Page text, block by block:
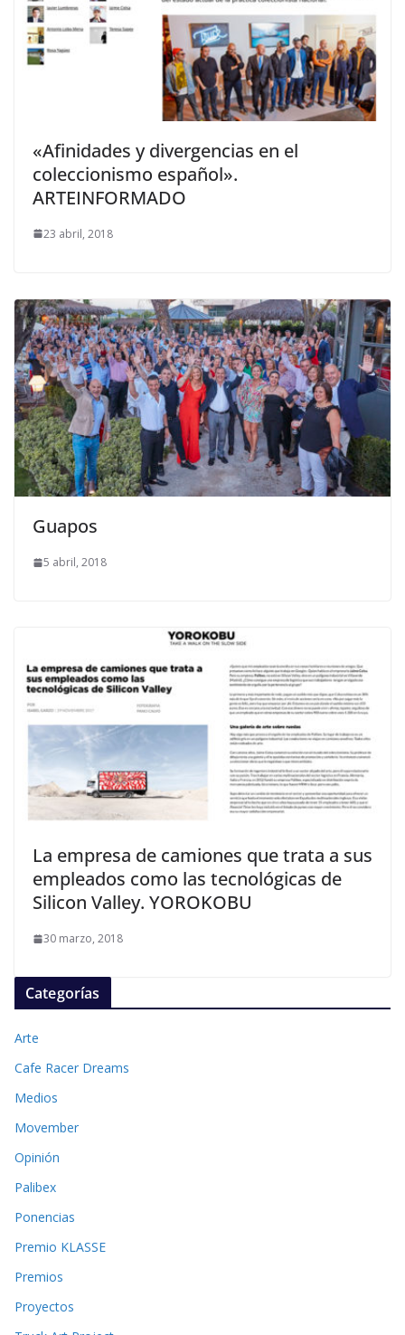
«Afinidades y divergencias en el
coleccionismo español».
ARTEINFORMADO
23 abril, 2018
Guapos
5 abril, 2018
La empresa de camiones que trata a sus
empleados como las tecnológicas de
Silicon Valley. YOROKOBU
30 marzo, 2018
Categorías
Arte
Cafe Racer Dreams
Medios
Movember
Opinión
Palibex
Ponencias
Premio KLASSE
Premios
Proyectos